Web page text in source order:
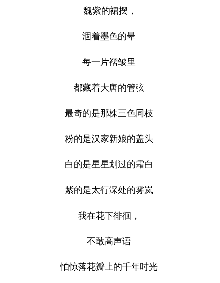
魏紫的裙摆，
洇着墨色的晕
每一片褶皱里
都藏着大唐的管弦
最奇的是那株三色同枝
粉的是汉家新娘的盖头
白的是星星划过的霜白
紫的是太行深处的雾岚
我在花下徘徊，
不敢高声语
怕惊落花瓣上的千年时光